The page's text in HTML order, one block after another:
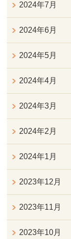
2024年7月
2024年6月
2024年5月
2024年4月
2024年3月
2024年2月
2024年1月
2023年12月
2023年11月
2023年10月